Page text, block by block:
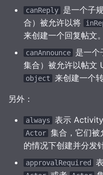
类型提示：Accept 和
Reject 的内联 object
性
在 Accept 和 Reject
中设定 target 属性
canReply
是一个子
合）被允许以将
来创建一个回复帖文。
canAnnounce
是一个
集合）被允许以帖文
object 来创建一个
另外：
always 表示
Actor 集合，它们被
的情况下创建并分发
approvalRequired